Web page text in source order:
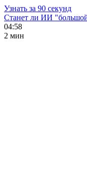
Узнать за 90 секунд
Станет ли ИИ
04:58
2 мин